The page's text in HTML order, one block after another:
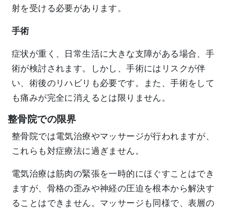
射を受ける必要があります。
手術
症状が重く、日常生活に大きな支障がある場合、手
術が検討されます。しかし、手術にはリスクが伴
い、術後のリハビリも必要です。また、手術をして
も痛みが完全に消えるとは限りません。
整骨院での限界
整骨院では電気治療やマッサージが行われますが、
これらも対症療法に過ぎません。
電気治療は筋肉の緊張を一時的にほぐすことはでき
ますが、骨格の歪みや神経の圧迫を根本から解決す
ることはできません。マッサージも同様で、表層の